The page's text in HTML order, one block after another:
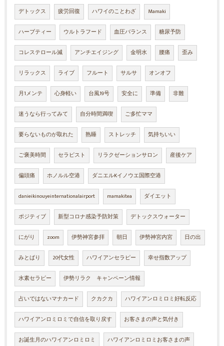
デトックス 疲労回復 ハワイのことわざ Mamaki
ハーブティー ウルトラフード 血圧バランス 糖尿予防
コレステロール減 アンチエイジング 金明水 腰痛 歪み
リラックス ライブ フルート サルサ オンオフ
月1メンテ 心身軽い 台風19号 安全に 準備 非難
迷うなら行ってみて 自分時間満喫 ご多忙ママ
要らないものが取れた 熟睡 ストレッチ 気持ちいい
ご褒美時間 セラピスト リラクゼーションサロン 産後ケア
偏頭痛 ホノルル空港 ダニエルKイノウエ国際空港
danieikinouyeinternationalairport mamakitea ダイエット
ポジティブ 新型コロナ感染予防対策 デトックスウォーター
にがり zoom 伊勢神宮参拝 朝日 伊勢神宮内宮 日の出
みとばり 20代女性 ハワイアンセラピー 幸せ指数アップ
水素セラピー 伊勢リラク キャンペーン情報
占いではないマナカード クカクカ ハワイアンロミロミ好転反応
ハワイアンロミロミで自信を取り戻す お客さまの声と気付き
お誕生月のハワイアンロミロミ ハワイアンロミロミお客さまの声